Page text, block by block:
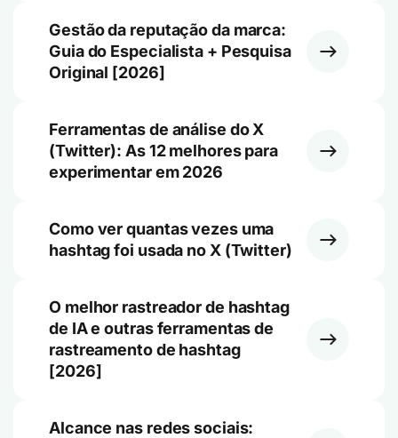
Gestão da reputação da marca:
Guia do Especialista + Pesquisa
Original [2026]
Ferramentas de análise do X
(Twitter): As 12 melhores para
experimentar em 2026
Como ver quantas vezes uma
hashtag foi usada no X (Twitter)
O melhor rastreador de hashtag
de IA e outras ferramentas de
rastreamento de hashtag
[2026]
Alcance nas redes sociais: